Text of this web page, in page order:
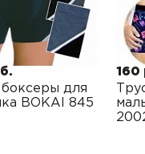
боксеры для
BOKAI 845
160